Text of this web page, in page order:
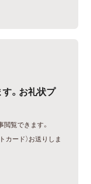
。お礼状プ
覧できます。
カード）お送りしま